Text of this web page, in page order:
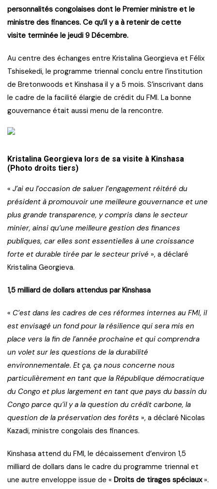
personnalités congolaises dont le Premier ministre et le
ministre des finances. Ce qu’il y a à retenir de cette
visite terminée le jeudi 9 Décembre.
Au centre des échanges entre Kristalina Georgieva et Félix
Tshisekedi, le programme triennal conclu entre l’institution
de Bretonwoods et Kinshasa il y a 5 mois. S’inscrivant dans
le cadre de la facilité élargie de crédit du FMI. La bonne
gouvernance était aussi menu de la rencontre.
Kristalina Georgieva lors de sa visite à Kinshasa
(Photo droits tiers)
« J’ai eu l’occasion de saluer l’engagement réitéré du
président à promouvoir une meilleure gouvernance et une
plus grande transparence, y compris dans le secteur
minier, ainsi qu’une meilleure gestion des finances
publiques, car elles sont essentielles à une croissance
forte et durable tirée par le secteur privé », a déclaré
Kristalina Georgieva.
1,5 milliard de dollars attendus par Kinshasa
« C’est dans les cadres de ces réformes internes au FMI, il
est envisagé un fond pour la résilience qui sera mis en
place vers la fin de l’année prochaine et qui comprendra
un volet sur les questions de la durabilité
environnementale. Et ça, ça nous concerne nous
particulièrement en tant que la République démocratique
du Congo et plus largement en tant que pays du bassin du
Congo parce qu’il y a la question du crédit carbone, la
question de la préservation des forêts », a déclaré Nicolas
Kazadi, ministre congolais des finances.
Kinshasa attend du FMI, le décaissement d’environ 1,5
milliard de dollars dans le cadre du programme triennal et
une autre enveloppe issue de « Droits de tirages spéciaux».